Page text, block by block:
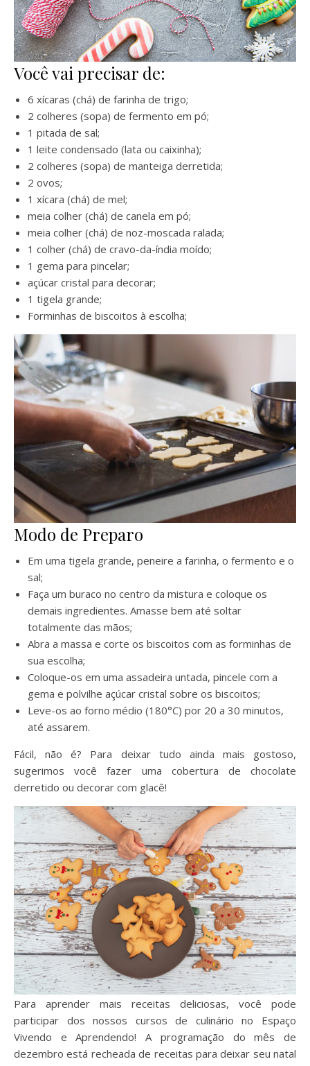
Você vai precisar de:
6 xícaras (chá) de farinha de trigo;
2 colheres (sopa) de fermento em pó;
1 pitada de sal;
1 leite condensado (lata ou caixinha);
2 colheres (sopa) de manteiga derretida;
2 ovos;
1 xícara (chá) de mel;
meia colher (chá) de canela em pó;
meia colher (chá) de noz-moscada ralada;
1 colher (chá) de cravo-da-índia moído;
1 gema para pincelar;
açúcar cristal para decorar;
1 tigela grande;
Forminhas de biscoitos à escolha;
Modo de Preparo
Em uma tigela grande, peneire a farinha, o fermento e o
sal;
Faça um buraco no centro da mistura e coloque os
demais ingredientes. Amasse bem até soltar
totalmente das mãos;
Abra a massa e corte os biscoitos com as forminhas de
sua escolha;
Coloque-os em uma assadeira untada, pincele com a
gema e polvilhe açúcar cristal sobre os biscoitos;
Leve-os ao forno médio (180°C) por 20 a 30 minutos,
até assarem.
Fácil, não é? Para deixar tudo ainda mais gostoso,
sugerimos você fazer uma cobertura de chocolate
derretido ou decorar com glacê!
Para aprender mais receitas deliciosas, você pode
participar dos nossos cursos de culinário no Espaço
Vivendo e Aprendendo! A programação do mês de
dezembro está recheada de receitas para deixar seu natal